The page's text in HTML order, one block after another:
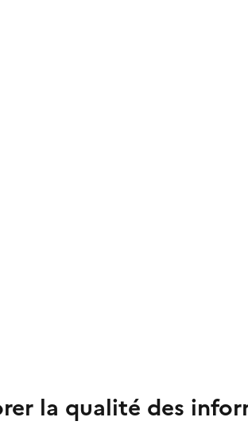
la qualité des